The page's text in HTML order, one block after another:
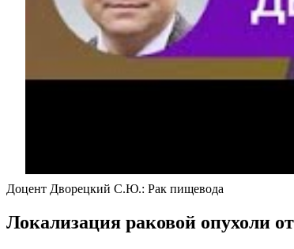
Доцент Дворецкий С.Ю.: Рак пищевода
Локализация раковой опухоли